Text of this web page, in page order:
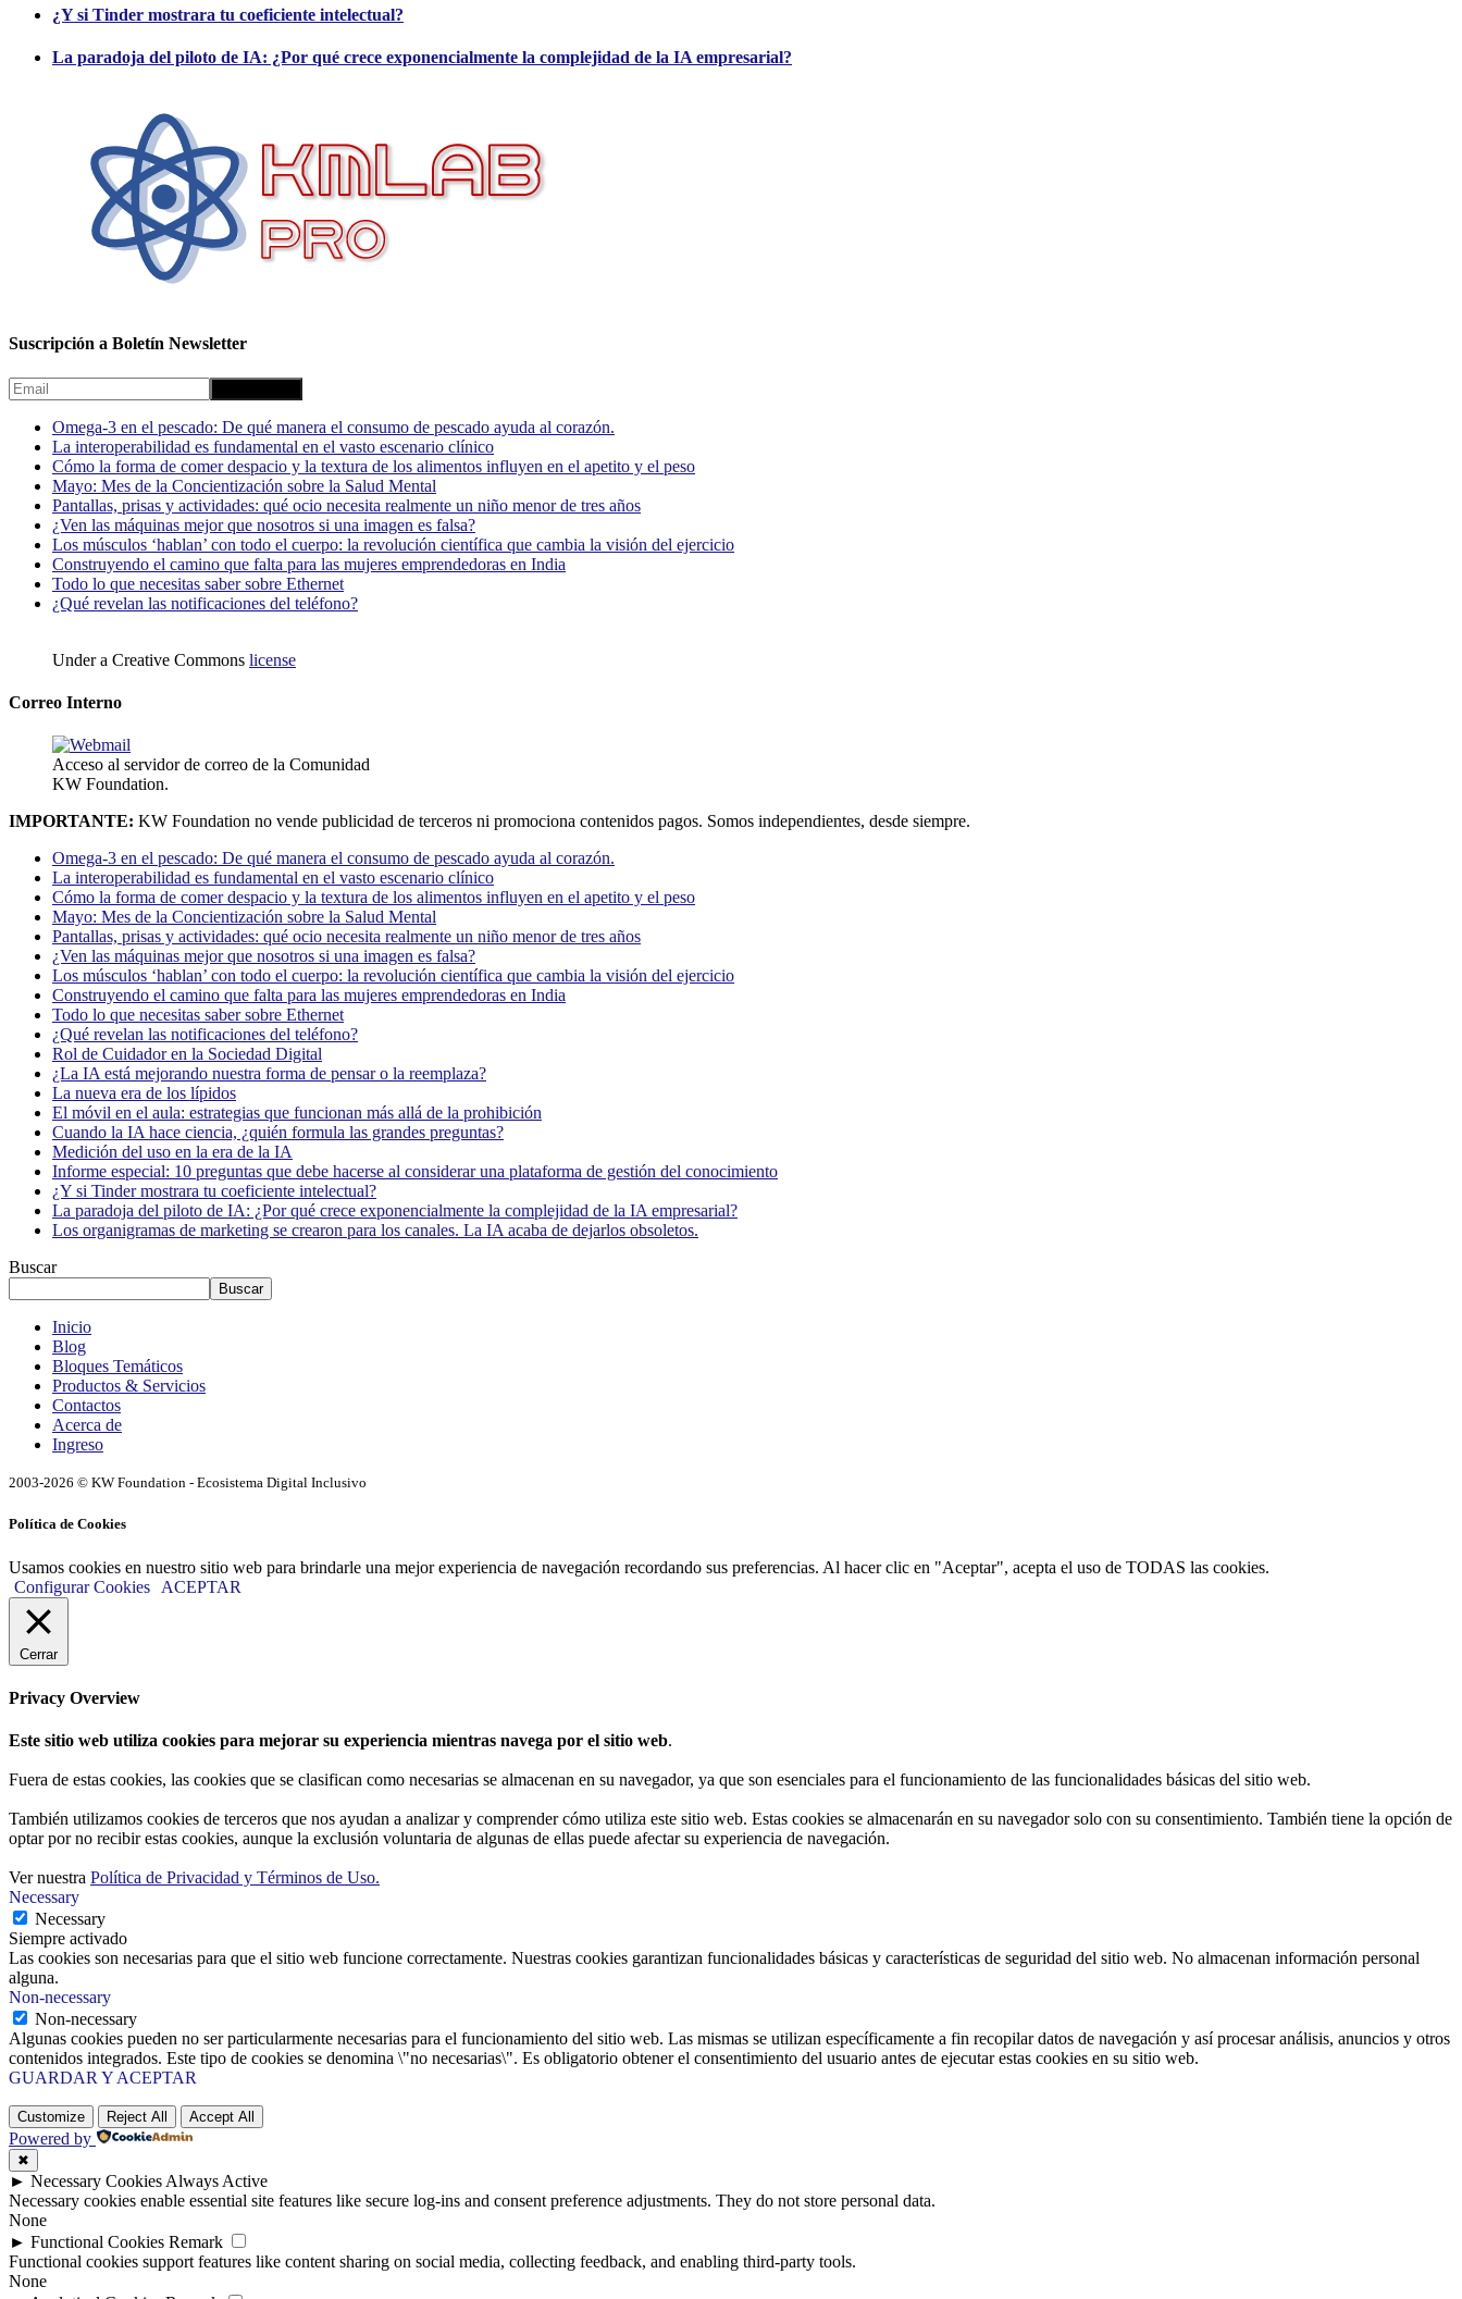
¿Y si Tinder mostrara tu coeficiente intelectual?
La paradoja del piloto de IA: ¿Por qué crece exponencialmente la complejidad de la IA empresarial?
Suscripción a Boletín Newsletter
Omega-3 en el pescado: De qué manera el consumo de pescado ayuda al corazón.
La interoperabilidad es fundamental en el vasto escenario clínico
Cómo la forma de comer despacio y la textura de los alimentos influyen en el apetito y el peso
Mayo: Mes de la Concientización sobre la Salud Mental
Pantallas, prisas y actividades: qué ocio necesita realmente un niño menor de tres años
¿Ven las máquinas mejor que nosotros si una imagen es falsa?
Los músculos ‘hablan’ con todo el cuerpo: la revolución científica que cambia la visión del ejercicio
Construyendo el camino que falta para las mujeres emprendedoras en India
Todo lo que necesitas saber sobre Ethernet
¿Qué revelan las notificaciones del teléfono?
Under a Creative Commons license
Correo Interno
Acceso al servidor de correo de la Comunidad
KW Foundation.
IMPORTANTE: KW Foundation no vende publicidad de terceros ni promociona contenidos pagos. Somos independientes, desde siempre.
Omega-3 en el pescado: De qué manera el consumo de pescado ayuda al corazón.
La interoperabilidad es fundamental en el vasto escenario clínico
Cómo la forma de comer despacio y la textura de los alimentos influyen en el apetito y el peso
Mayo: Mes de la Concientización sobre la Salud Mental
Pantallas, prisas y actividades: qué ocio necesita realmente un niño menor de tres años
¿Ven las máquinas mejor que nosotros si una imagen es falsa?
Los músculos ‘hablan’ con todo el cuerpo: la revolución científica que cambia la visión del ejercicio
Construyendo el camino que falta para las mujeres emprendedoras en India
Todo lo que necesitas saber sobre Ethernet
¿Qué revelan las notificaciones del teléfono?
Rol de Cuidador en la Sociedad Digital
¿La IA está mejorando nuestra forma de pensar o la reemplaza?
La nueva era de los lípidos
El móvil en el aula: estrategias que funcionan más allá de la prohibición
Cuando la IA hace ciencia, ¿quién formula las grandes preguntas?
Medición del uso en la era de la IA
Informe especial: 10 preguntas que debe hacerse al considerar una plataforma de gestión del conocimiento
¿Y si Tinder mostrara tu coeficiente intelectual?
La paradoja del piloto de IA: ¿Por qué crece exponencialmente la complejidad de la IA empresarial?
Los organigramas de marketing se crearon para los canales. La IA acaba de dejarlos obsoletos.
Buscar
Buscar
Inicio
Blog
Bloques Temáticos
Productos & Servicios
Contactos
Acerca de
Ingreso
2003-2026 © KW Foundation - Ecosistema Digital Inclusivo
Política de Cookies
Usamos cookies en nuestro sitio web para brindarle una mejor experiencia de navegación recordando sus preferencias. Al hacer clic en "Aceptar", acepta el uso de TODAS las cookies.
Configurar Cookies
ACEPTAR
Cerrar
Privacy Overview
Este sitio web utiliza cookies para mejorar su experiencia mientras navega por el sitio web.
Fuera de estas cookies, las cookies que se clasifican como necesarias se almacenan en su navegador, ya que son esenciales para el funcionamiento de las funcionalidades básicas del sitio web.
También utilizamos cookies de terceros que nos ayudan a analizar y comprender cómo utiliza este sitio web. Estas cookies se almacenarán en su navegador solo con su consentimiento. También tiene la opción de
optar por no recibir estas cookies, aunque la exclusión voluntaria de algunas de ellas puede afectar su experiencia de navegación.
Ver nuestra Política de Privacidad y Términos de Uso.
Necessary
Necessary
Siempre activado
Las cookies son necesarias para que el sitio web funcione correctamente. Nuestras cookies garantizan funcionalidades básicas y características de seguridad del sitio web. No almacenan información personal
alguna.
Non-necessary
Non-necessary
Algunas cookies pueden no ser particularmente necesarias para el funcionamiento del sitio web. Las mismas se utilizan específicamente a fin recopilar datos de navegación y así procesar análisis, anuncios y otros
contenidos integrados. Este tipo de cookies se denomina \"no necesarias\". Es obligatorio obtener el consentimiento del usuario antes de ejecutar estas cookies en su sitio web.
GUARDAR Y ACEPTAR
Customize Reject All Accept All
Powered by
✖
► Necessary Cookies Always Active
Necessary cookies enable essential site features like secure log-ins and consent preference adjustments. They do not store personal data.
None
► Functional Cookies Remark
Functional cookies support features like content sharing on social media, collecting feedback, and enabling third-party tools.
None